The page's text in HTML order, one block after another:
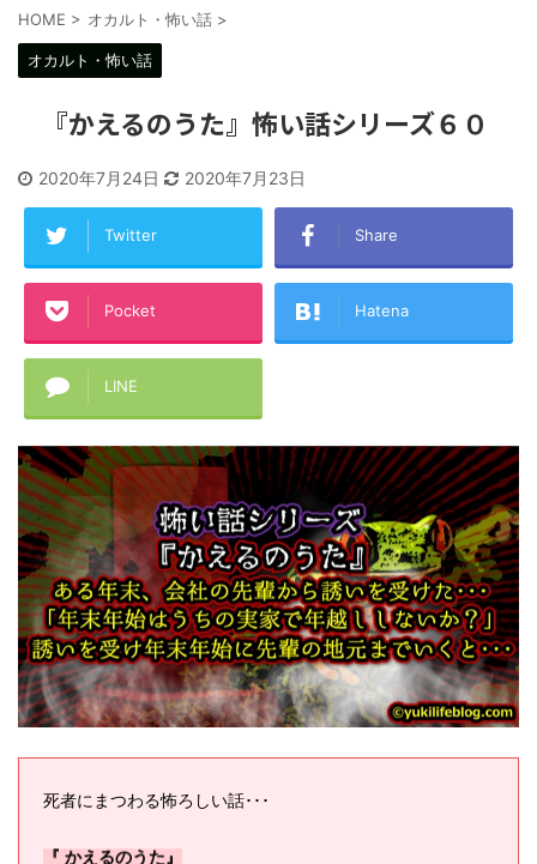
HOME > オカルト・怖い話 >
オカルト・怖い話
『かえるのうた』怖い話シリーズ６０
2020年7月24日 2020年7月23日
Twitter Share
Pocket Hatena
LINE
死者にまつわる怖ろしい話･･･
『 かえるのうた』